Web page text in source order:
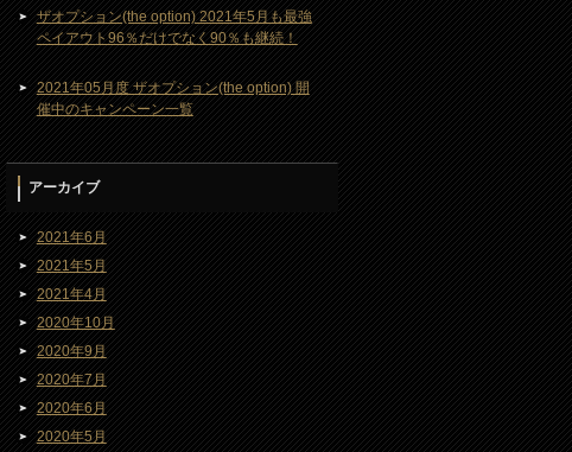
ザオプション(the option) 2021年5月も最強
ペイアウト96％だけでなく90％も継続！
2021年05月度 ザオプション(the option) 開
催中のキャンペーン一覧
アーカイブ
2021年6月
2021年5月
2021年4月
2020年10月
2020年9月
2020年7月
2020年6月
2020年5月